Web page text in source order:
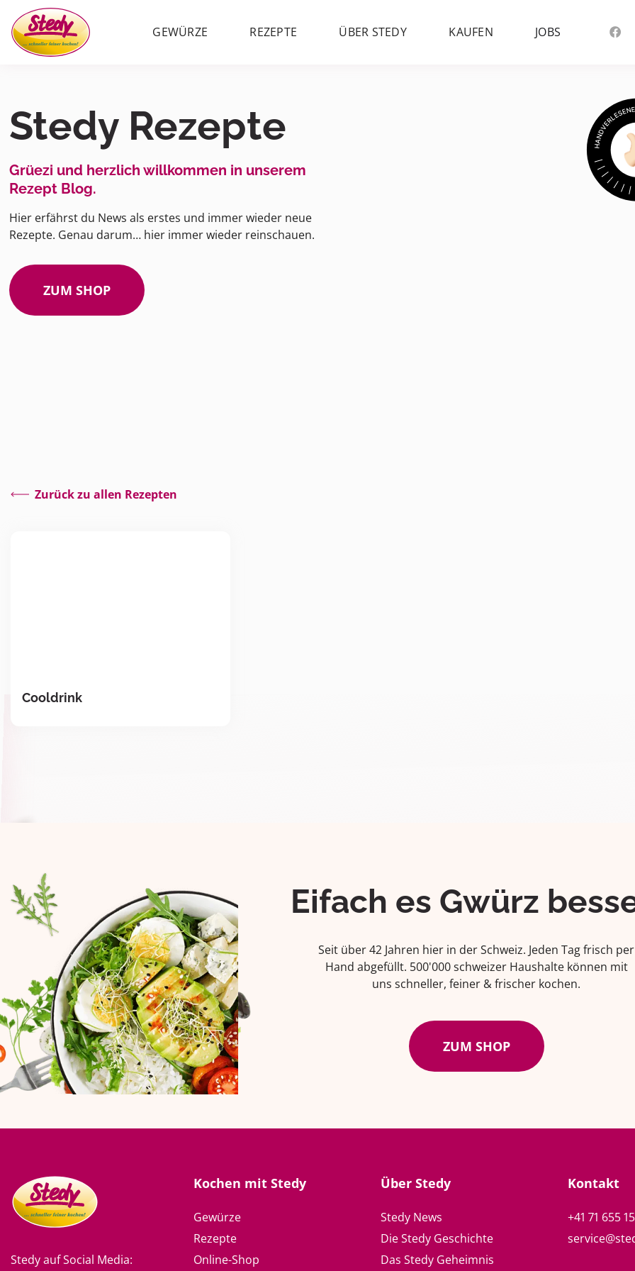
GEWÜRZE REZEPTE ÜBER STEDY KAUFEN JOBS
Stedy Rezepte
Grüezi und herzlich willkommen in unserem
Rezept Blog.
Hier erfährst du News als erstes und immer wieder neue
Rezepte. Genau darum… hier immer wieder reinschauen.
ZUM SHOP
Zurück zu allen Rezepten
Cooldrink
Eifach es Gwürz
Seit über 42 Jahren hier in der Schweiz. Jeden Tag frisch per
Hand abgefüllt. 500'000 schweizer Haushalte können mit
uns schneller, feiner & frischer kochen.
ZUM SHOP
Stedy auf Social Media:
Kochen mit Stedy
Gewürze
Rezepte
Online-Shop
Über Stedy
Stedy News
Die Stedy Geschichte
Das Stedy Geheimnis
Kontakt
+41 71 655